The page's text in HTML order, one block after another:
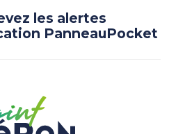
les alertes
PanneauPocket